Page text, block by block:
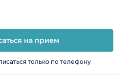
на прием
только по телефону